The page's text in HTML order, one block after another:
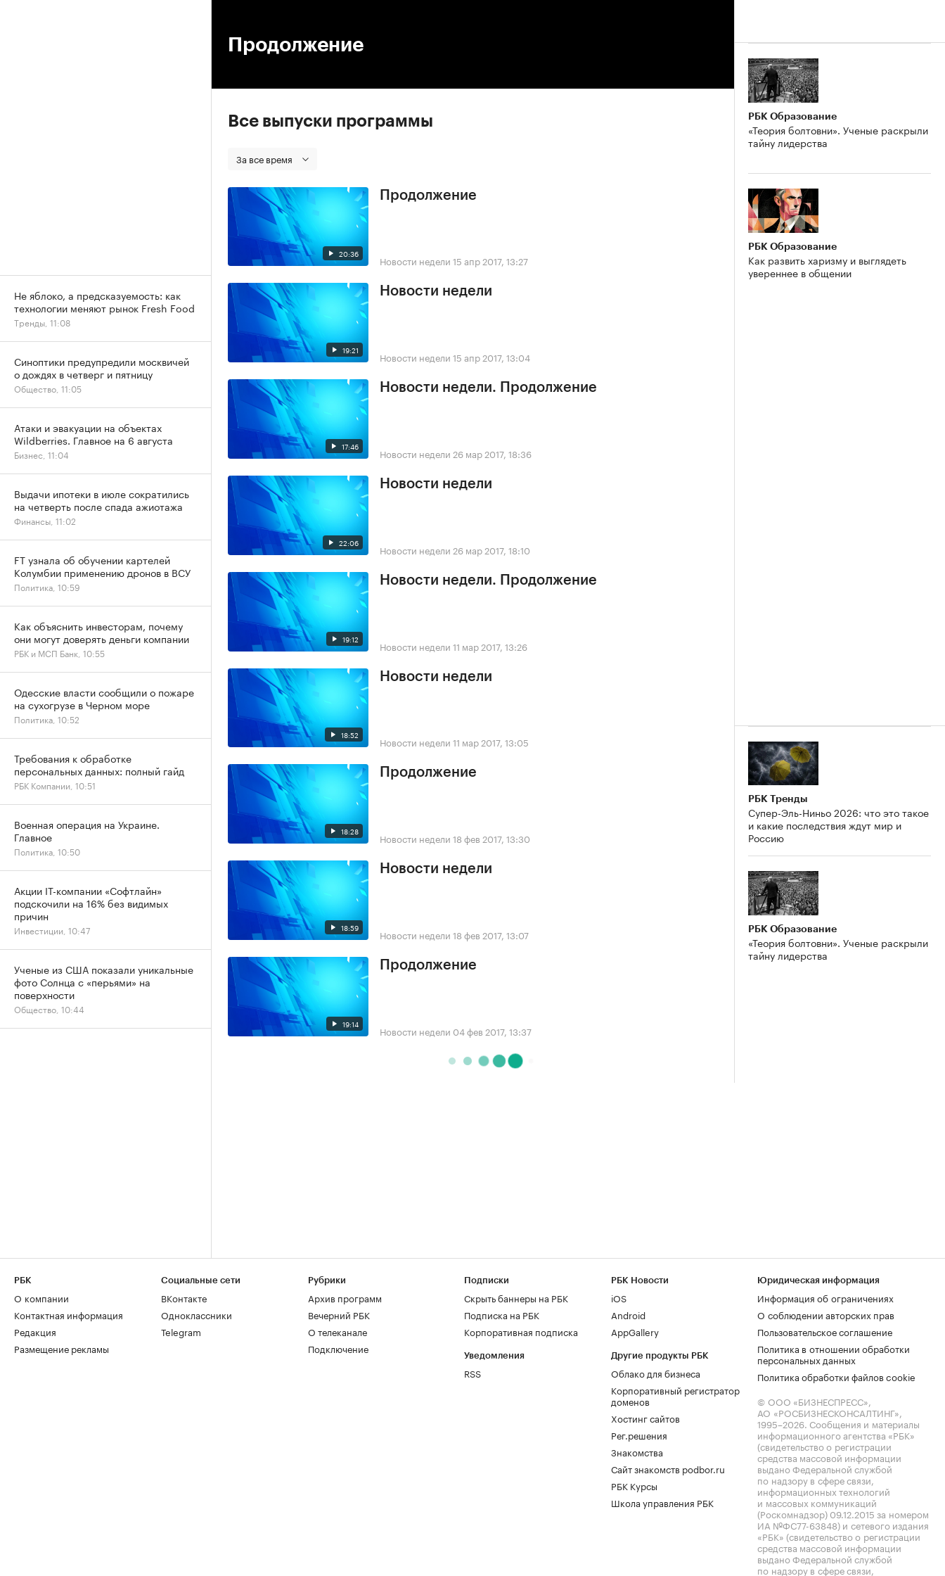
Продолжение
Все выпуски программы
За все время
20:36
Продолжение
Новости недели 15 апр 2017, 13:27
19:21
Новости недели
Новости недели 15 апр 2017, 13:04
17:46
Новости недели. Продолжение
Новости недели 26 мар 2017, 18:36
22:06
Новости недели
Новости недели 26 мар 2017, 18:10
19:12
Новости недели. Продолжение
Новости недели 11 мар 2017, 13:26
18:52
Новости недели
Новости недели 11 мар 2017, 13:05
18:28
Продолжение
Новости недели 18 фев 2017, 13:30
18:59
Новости недели
Новости недели 18 фев 2017, 13:07
19:14
Продолжение
Новости недели 04 фев 2017, 13:37
РБК Образование
«Теория болтовни». Ученые раскрыли
тайну лидерства
РБК Образование
Как развить харизму и выглядеть
увереннее в общении
РБК Тренды
Супер-Эль-Ниньо 2026: что это такое
и какие последствия ждут мир и
Россию
РБК Образование
«Теория болтовни». Ученые раскрыли
тайну лидерства
Не яблоко, а предсказуемость: как
технологии меняют рынок Fresh Food
Тренды, 11:08
Синоптики предупредили москвичей
о дождях в четверг и пятницу
Общество, 11:05
Атаки и эвакуации на объектах
Wildberries. Главное на 6 августа
Бизнес, 11:04
Выдачи ипотеки в июле сократились
на четверть после спада ажиотажа
Финансы, 11:02
FT узнала об обучении картелей
Колумбии применению дронов в ВСУ
Политика, 10:59
Как объяснить инвесторам, почему
они могут доверять деньги компании
РБК и МСП Банк, 10:55
Одесские власти сообщили о пожаре
на сухогрузе в Черном море
Политика, 10:52
Требования к обработке
персональных данных: полный гайд
РБК Компании, 10:51
Военная операция на Украине.
Главное
Политика, 10:50
Акции IT-компании «Софтлайн»
подскочили на 16% без видимых
причин
Инвестиции, 10:47
Ученые из США показали уникальные
фото Солнца с «перьями» на
поверхности
Общество, 10:44
РБК
О компании
Контактная информация
Редакция
Размещение рекламы
Социальные сети
ВКонтакте
Одноклассники
Telegram
Рубрики
Архив программ
Вечерний РБК
О телеканале
Подключение
Подписки
Скрыть баннеры на РБК
Подписка на РБК
Корпоративная подписка
Уведомления
RSS
РБК Новости
iOS
Android
AppGallery
Другие продукты РБК
Облако для бизнеса
Корпоративный регистратор
доменов
Хостинг сайтов
Рег.решения
Знакомства
Сайт знакомств podbor.ru
РБК Курсы
Школа управления РБК
Юридическая информация
Информация об ограничениях
О соблюдении авторских прав
Пользовательское соглашение
Политика в отношении обработки
персональных данных
Политика обработки файлов cookie
© ООО «БИЗНЕСПРЕСС»,
АО «РОСБИЗНЕСКОНСАЛТИНГ»,
1995–2026. Сообщения и материалы
информационного агентства «РБК»
(свидетельство о регистрации
средства массовой информации
выдано Федеральной службой
по надзору в сфере связи,
информационных технологий
и массовых коммуникаций
(Роскомнадзор) 09.12.2015 за номером
ИА №ФС77-63848) и сетевого издания
«РБК» (свидетельство о регистрации
средства массовой информации
выдано Федеральной службой
по надзору в сфере связи,